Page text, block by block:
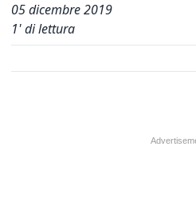
05 dicembre 2019
1' di lettura